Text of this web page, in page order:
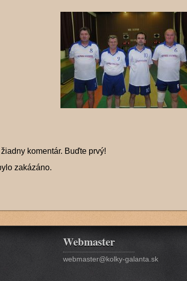
komentár. Buďte prvý!
zakázáno.
Webmaster
webmaster@kolky-galanta.sk